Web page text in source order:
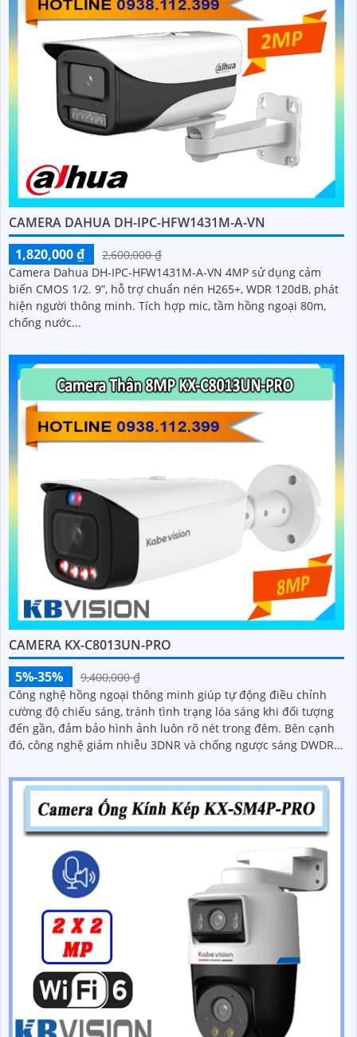
CAMERA DAHUA DH-IPC-HFW1431M-A-VN
1,820,000 ₫
2,600,000 ₫
Camera Dahua DH-IPC-HFW1431M-A-VN 4MP sử dụng cảm
biến CMOS 1/2. 9”, hỗ trợ chuẩn nén H265+, WDR 120dB, phát
hiện người thông minh. Tích hợp mic, tầm hồng ngoại 80m,
chống nước...
CAMERA KX-C8013UN-PRO
5%-35%
9,400,000 ₫
Công nghệ hồng ngoại thông minh giúp tự động điều chỉnh
cường độ chiếu sáng, tránh tình trạng lóa sáng khi đối tượng
đến gần, đảm bảo hình ảnh luôn rõ nét trong đêm. Bên cạnh
đó, công nghệ giảm nhiễu 3DNR và chống ngược sáng DWDR
điều kiện ánh sáng phức tạp như ngược sáng mạnh hay thiếu
sáng